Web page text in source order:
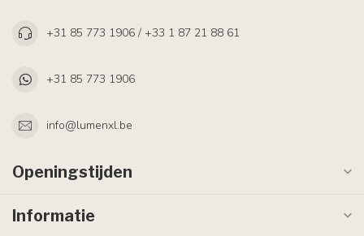
+31 85 773 1906 / +33 1 87 21 88 61
+31 85 773 1906
info@lumenxl.be
Openingstijden
Informatie